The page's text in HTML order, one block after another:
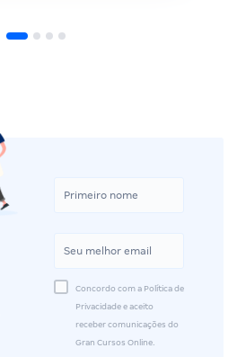
Concordo com a Política de
Privacidade e aceito
receber comunicações do
Gran Cursos Online.